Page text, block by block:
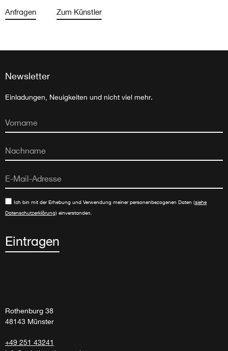
Anfragen Zum Künstler
Newsletter
Einladungen, Neuigkeiten und nicht viel mehr.
Ich bin mit der Erhebung und Verwendung meiner personenbezogenen Daten (siehe
Datenschutzerklärung) einverstanden.
Eintragen
Rothenburg 38
48143 Münster
+49 251 43241